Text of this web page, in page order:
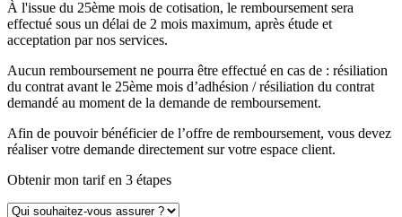
À l'issue du 25ème mois de cotisation, le remboursement sera
effectué sous un délai de 2 mois maximum, après étude et
acceptation par nos services.
Aucun remboursement ne pourra être effectué en cas de : résiliation
du contrat avant le 25ème mois d’adhésion / résiliation du contrat
demandé au moment de la demande de remboursement.
Afin de pouvoir bénéficier de l’offre de remboursement, vous devez
réaliser votre demande directement sur votre espace client.
Obtenir mon tarif en 3 étapes